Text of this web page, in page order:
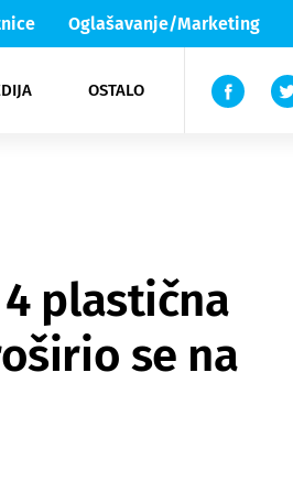
Oglašavanje/Marketing
OSTALO
Lika & Senj
TV
plastična
se na